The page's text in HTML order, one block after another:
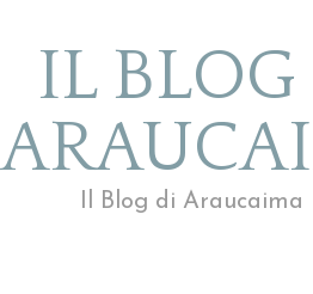
IL
Il Blog di Araucaima